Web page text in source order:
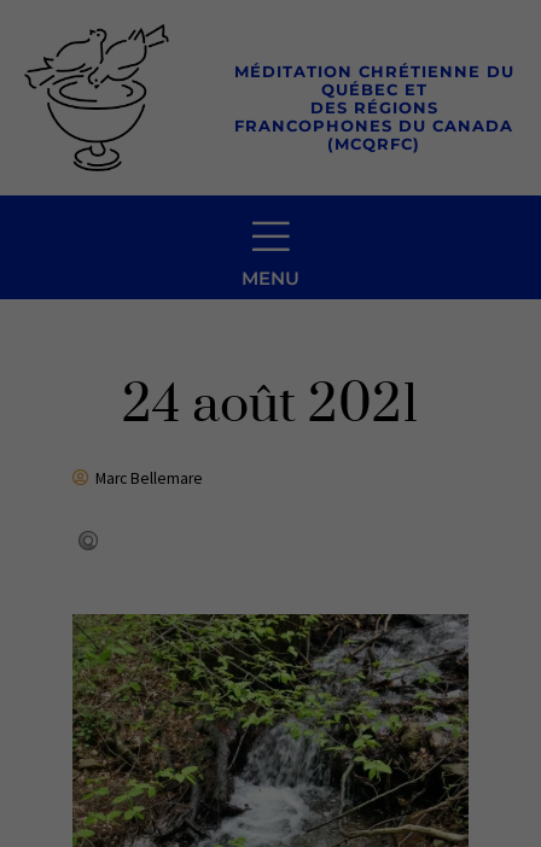
contenu
MÉDITATION CHRÉTIENNE DU
QUÉBEC ET
DES RÉGIONS
FRANCOPHONES DU CANADA
(MCQRFC)
MENU
24 août 2021
Marc Bellemare